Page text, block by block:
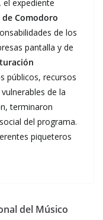
expediente
Comodoro
de los
pantalla y de
públicos, recursos
de la
terminaron
del programa.
piqueteros
del Músico